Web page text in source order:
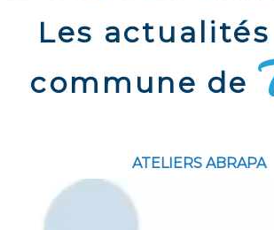
Les
commune de
ATELIERS ABRAPA